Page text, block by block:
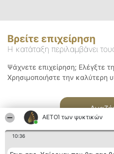
ΑΕΤΟΊ των ψυκτικών
10:36
Βρείτε επιχείρηση
Η κατάταξη περιλαμβάνει
Ψάχνετε επιχείρηση; Ελέγξτε
Χρησιμοποιήστε την καλύτερη